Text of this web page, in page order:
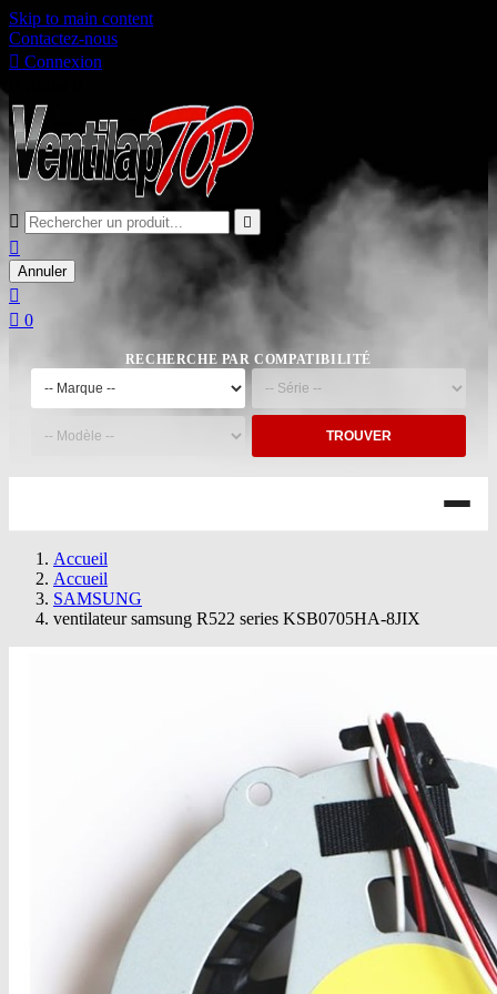
Skip to main content
Contactez-nous
 Connexion
 

Annuler

 0
RECHERCHE PAR COMPATIBILITÉ
TROUVER
Accueil
Accueil
SAMSUNG
ventilateur samsung R522 series KSB0705HA-8JIX